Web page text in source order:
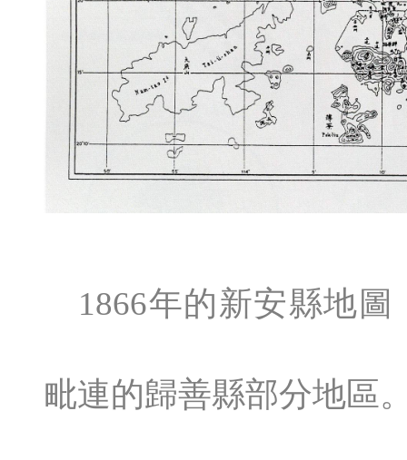
1866年的新安縣地圖
毗連的歸善縣部分地區